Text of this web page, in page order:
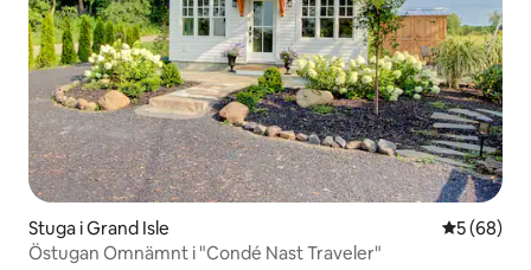
Stuga i Grand Isle 5 av 5 i
5 (68)
Östugan Omnämnt i "Condé Nast Traveler"